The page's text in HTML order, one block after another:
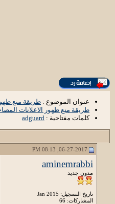
عنوان الموضوع : طريقة منع
طريقة منع ظهور الاعلانات
كلمات مفتاحية : adguard
aminemrabbi
مدون جديد
تاريخ التسجيل: Jan 2015
المشاركات: 66